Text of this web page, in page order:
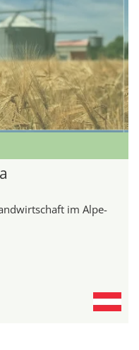
im Alpe-